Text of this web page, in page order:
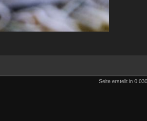
Seite erstellt in